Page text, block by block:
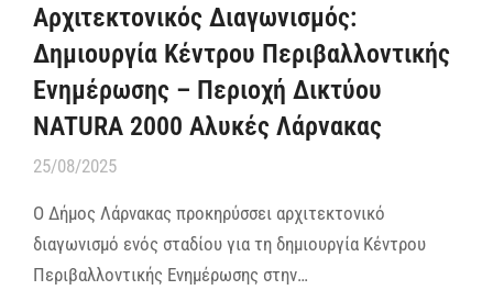
Αρχιτεκτονικός Διαγωνισμός:
Δημιουργία Κέντρου Περιβαλλοντικής
Ενημέρωσης – Περιοχή Δικτύου
NATURA 2000 Αλυκές Λάρνακας
25/08/2025
Ο Δήμος Λάρνακας προκηρύσσει αρχιτεκτονικό
διαγωνισμό ενός σταδίου για τη δημιουργία Κέντρου
Περιβαλλοντικής Ενημέρωσης στην…